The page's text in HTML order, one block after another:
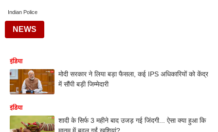
Indian Police
NEWS
इंडिया
मोदी सरकार ने लिया बड़ा फैसला, कई IPS अधिकारियों को केंद्र
में सौंपी बड़ी जिम्मेदारी
इंडिया
शादी के सिर्फ 3 महीने बाद उजड़ गई जिंदगी... ऐसा क्या हुआ कि
मातम में बदल गईं खुशियां?